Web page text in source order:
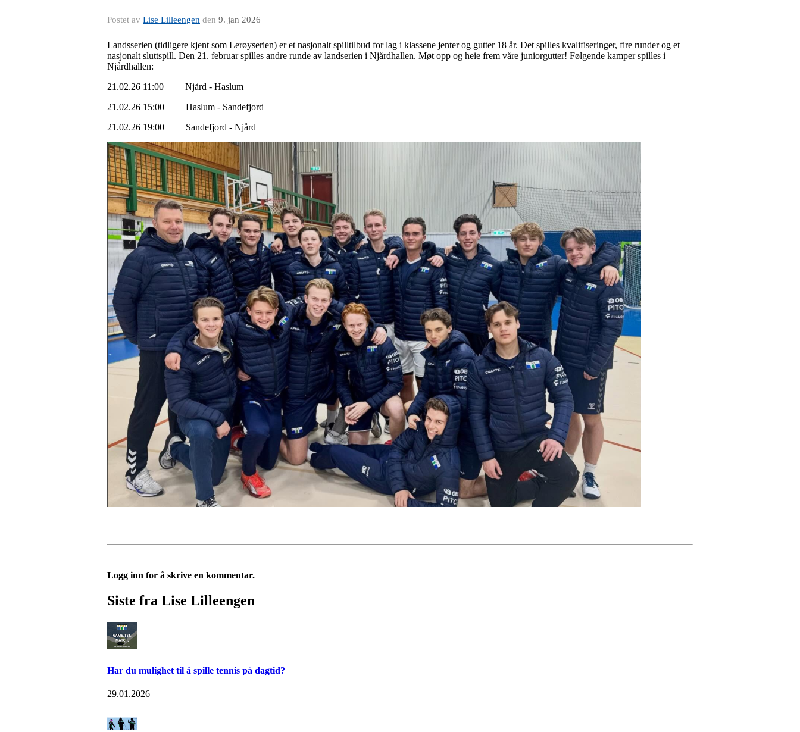
Postet av Lise Lilleengen den 9. jan 2026
Landsserien (tidligere kjent som Lerøyserien) er et nasjonalt spilltilbud for lag i klassene jenter og gutter 18 år. Det spilles kvalifiseringer, fire runder og et
nasjonalt sluttspill. Den 21. februar spilles andre runde av landserien i Njårdhallen. Møt opp og heie frem våre juniorgutter! Følgende kamper spilles i
Njårdhallen:
21.02.26 11:00 Njård - Haslum
21.02.26 15:00 Haslum - Sandefjord
21.02.26 19:00 Sandefjord - Njård
Logg inn for å skrive en kommentar.
Siste fra Lise Lilleengen
Har du mulighet til å spille tennis på dagtid?
29.01.2026